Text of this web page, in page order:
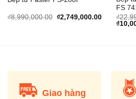
₫8,990,000.00 Original
price
₫2,749,000.00Current
price
FS
₫
price
₫
Giao hàng